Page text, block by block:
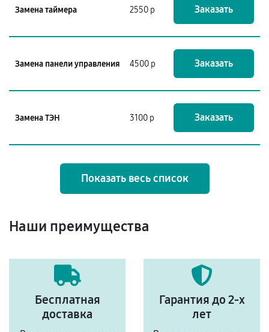
Замена таймера 2550 р Заказать
Замена панели управления 4500 р Заказать
Замена ТЭН 3100 р Заказать
Показать весь список
Наши преимущества
Бесплатная
доставка
Гарантия до 2-х
лет